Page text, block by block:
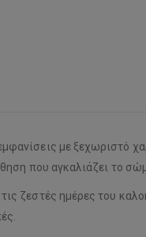
με
που αγκαλιάζει το
ζεστές ημέρες του